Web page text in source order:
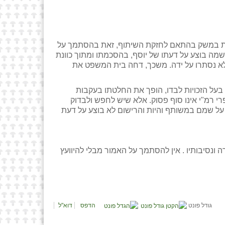
במשק בהתאם לחזקת השיתוף, זאת בהסתמך על
שמה בוצע על דעתו של יוסף, בהסכמתו ומתוך כוונת
לא נסתרו על ידה. משכך, דחה בית המשפט את
הזכויות לבדו, הופך את החלטתו בעקבות
רמ"י אינו סוף פסוק. אלא שיש לחפש ולבדוק
על שמם במשותף והיות והרישום לא בוצע על דעת
. אין להסתמך על האמור מבלי להיוועץ
גודל פונט הדפס דוא"ל